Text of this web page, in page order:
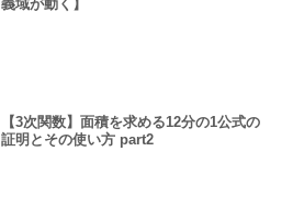
義域が動く】
【3次関数】面積を求める12分の1公式の
証明とその使い方 part2